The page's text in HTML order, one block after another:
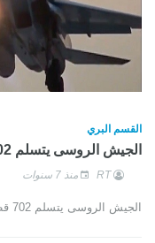
القسم البري
الجيش الروسى يتسلم 702 قطعة عسكرية هذا العام
RT منذ 7 سنوات
الجيش الروسى يتسلم 702 قطعة عسكرية هذا العام